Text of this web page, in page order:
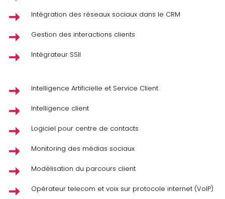
Intégration des réseaux sociaux dans le CRM
Gestion des interactions clients
Intégrateur SSII
Intelligence Artificielle et Service Client
Intelligence client
Logiciel pour centre de contacts
Monitoring des médias sociaux
Modélisation du parcours client
Opérateur telecom et voix sur protocole internet (VoIP)